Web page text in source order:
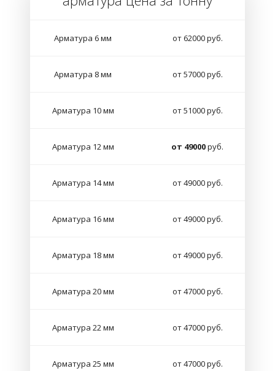
Арматура 6 мм от 62000 руб.
Арматура 8 мм от 57000 руб.
Арматура 10 мм от 51000 руб.
Арматура 12 мм от 49000руб.
Арматура 14 мм от 49000 руб.
Арматура 16 мм от 49000 руб.
Арматура 18 мм от 49000 руб.
Арматура 20 мм от 47000 руб.
Арматура 22 мм от 47000 руб.
Арматура 25 мм от 47000 руб.